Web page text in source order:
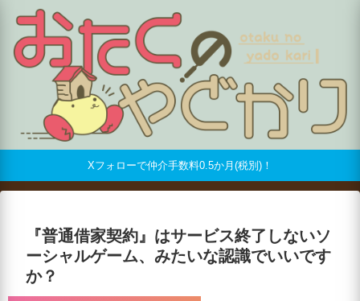
Xフォローで仲介手数料0.5か月(税別)！
『普通借家契約』はサービス終了しないソ
ーシャルゲーム、みたいな認識でいいです
か？